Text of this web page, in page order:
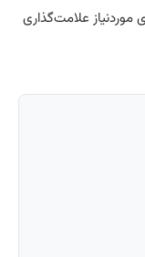
علامت‌گذاری